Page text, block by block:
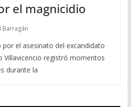
el magnicidio
Barragán
por el asesinato del excandidato
Villavicencio registró momentos
durante la